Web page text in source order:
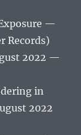
—
Records)
2022 —
in
2022